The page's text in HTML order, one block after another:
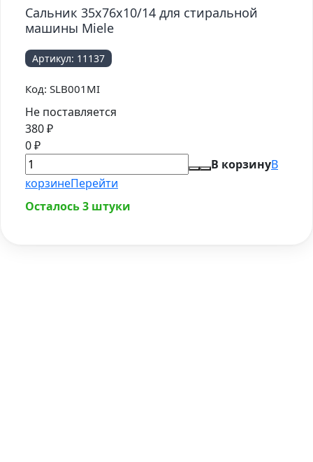
Сальник 35x76x10/14 для стиральной
машины Miele
Артикул: 11137
Код: SLB001MI
Не поставляется
380₽
0₽
В корзинуВ
корзинеПерейти
Осталось 3 штуки